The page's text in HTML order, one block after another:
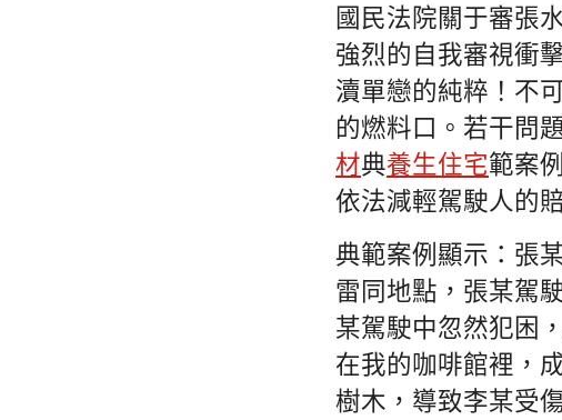
國民法院關于審張
強烈的自我審視衝
瀆單戀的純粹！不
的燃料口。若干問
材典養生住宅範案
依法減輕駕駛人的
典範案例顯示：張
雷同地點，張某駕
某駕駛中忽然犯困
在我的咖啡館裡，
樹木，導致李某受